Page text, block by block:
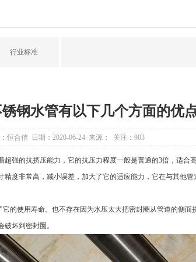
行业标准
钢水管有以下几个方面的优
恒合信 日期：2020-06-24 来源： 关注： 903
超强的抗挤压能力，它的抗压力程度一般是普通的3倍，适合
度非常高，减小误差，加大了它的适应能力，它在与其他
使用寿命。也不存在因为水压太大把密封圈从管道的侧面
坏到密封圈。